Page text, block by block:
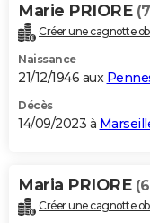
Marie PRIORE
Créer une cagnotte
Naissance
21/12/1946 aux
Décès
14/09/2023 à
Maria PRIORE
Créer une cagnotte